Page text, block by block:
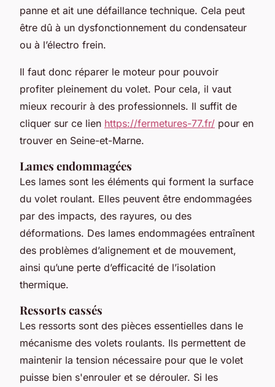
panne et ait une défaillance technique. Cela peut
être dû à un dysfonctionnement du condensateur
ou à l’électro frein.
Il faut donc réparer le moteur pour pouvoir
profiter pleinement du volet. Pour cela, il vaut
mieux recourir à des professionnels. Il suffit de
cliquer sur ce lien https://fermetures-77.fr/ pour en
trouver en Seine-et-Marne.
Lames endommagées
Les lames sont les éléments qui forment la surface
du volet roulant. Elles peuvent être endommagées
par des impacts, des rayures, ou des
déformations. Des lames endommagées entraînent
des problèmes d’alignement et de mouvement,
ainsi qu’une perte d’efficacité de l’isolation
thermique.
Ressorts cassés
Les ressorts sont des pièces essentielles dans le
mécanisme des volets roulants. Ils permettent de
maintenir la tension nécessaire pour que le volet
puisse bien s'enrouler et se dérouler. Si les